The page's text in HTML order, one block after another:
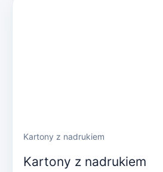
Kartony z nadrukiem
Kartony z nadrukiem